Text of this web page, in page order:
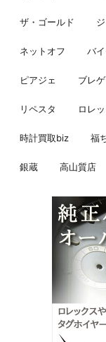
ザ・ゴールド
ネットオフ バ
ピアジェ ブレゲ
リペスタ ロレ
時計買取biz 福
銀蔵 高山質店